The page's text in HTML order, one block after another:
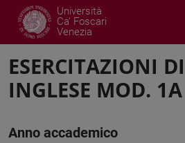
Università
Ca' Foscari
Venezia
ESERCITAZIONI
INGLESE MOD. 1A
Anno accademico